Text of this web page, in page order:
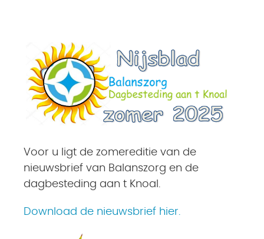
Voor u ligt de zomereditie van de
nieuwsbrief van Balanszorg en de
dagbesteding aan t Knoal.
Download de nieuwsbrief hier.